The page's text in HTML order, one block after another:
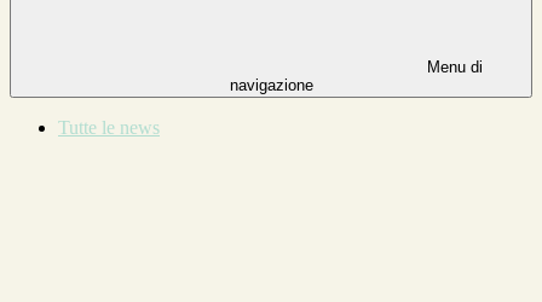
Menu di
navigazione
Tutte le news